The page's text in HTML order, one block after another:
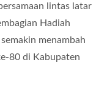
lintas latar
Hadiah
menambah
80 di Kabupaten